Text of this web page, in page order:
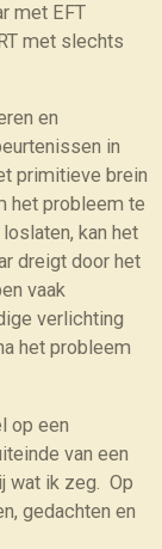
met EFT
met slechts
en
in
primitieve brein
het probleem te
kan het
dreigt door het
vaak
verlichting
het probleem
op een
van een
wat ik zeg. Op
gedachten en